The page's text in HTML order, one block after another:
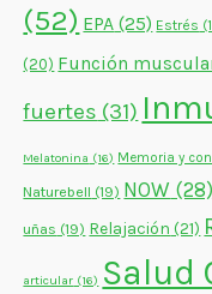
(52) EPA (25) Estrés
(20) Función
fuertes (31)
Melatonina (16) Memoria y
Naturebell (19) NOW (28)
uñas (19) Relajación (21)
articular (16) Salud